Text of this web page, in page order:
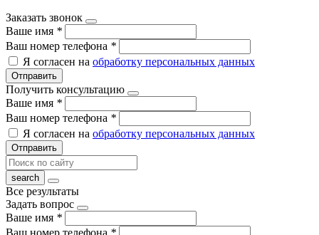
Заказать звонок
Ваше имя *
Ваш номер телефона *
Я согласен на обработку персональных данных
Отправить
Получить консультацию
Ваше имя *
Ваш номер телефона *
Я согласен на обработку персональных данных
Отправить
Все результаты
Задать вопрос
Ваше имя *
Ваш номер телефона *